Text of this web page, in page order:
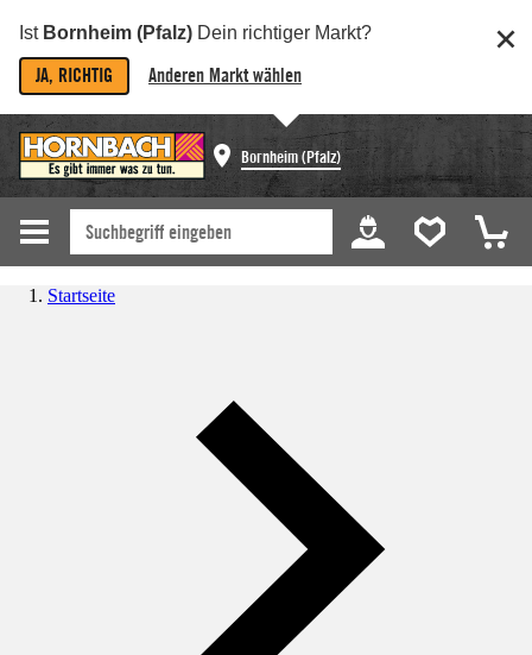
Ist Bornheim (Pfalz) Dein richtiger Markt?
JA, RICHTIG Anderen Markt wählen
Bornheim (Pfalz)
Startseite